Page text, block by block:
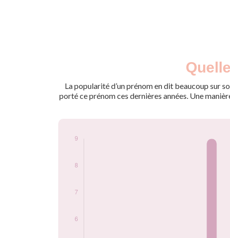
La popularité d’un prénom en dit beaucoup sur
porté ce prénom ces dernières années. Une
2021
9
2023
7